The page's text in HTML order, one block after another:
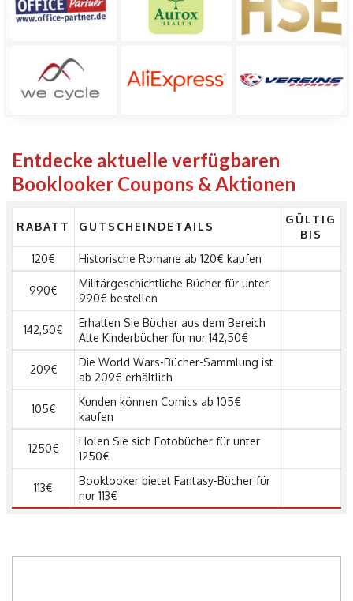
Entdecke aktuelle verfügbaren
Booklooker Coupons & Aktionen
RABATT GUTSCHEINDETAILS
GÜLTIG
BIS
120€
Historische Romane ab 120€ kaufen
990€
Militärgeschichtliche Bücher für unter
990€ bestellen
142,50€
Erhalten Sie Bücher aus dem Bereich
Alte Kinderbücher für nur 142,50€
209€
Die World Wars-Bücher-Sammlung ist
ab 209€ erhältlich
105€
Kunden können Comics ab 105€
kaufen
1250€
Holen Sie sich Fotobücher für unter
1250€
113€
Booklooker bietet Fantasy-Bücher für
nur 113€